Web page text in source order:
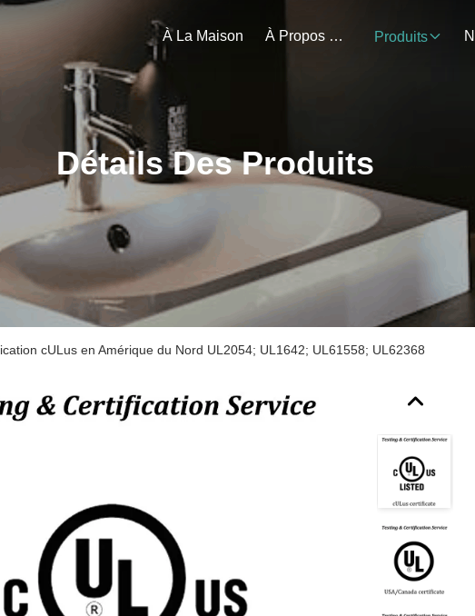
À La Maison À Propos De Nous Produits
Détails Des Produits
cULus en Amérique du Nord UL2054; UL1642; UL61558; UL62368